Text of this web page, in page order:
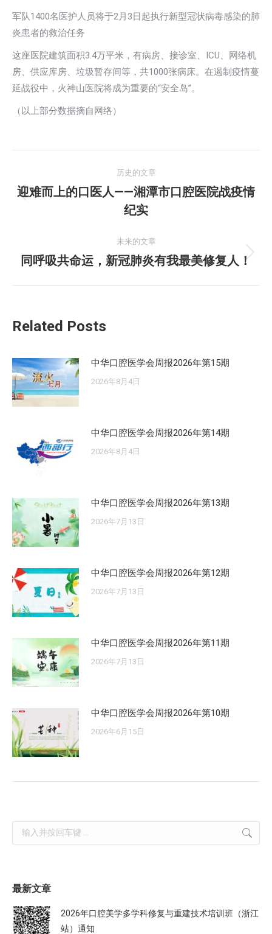
军队1400名医护人员将于2月3日起执行新型冠状病毒感染的肺
炎患者的救治任务
这座医院建筑面积3.4万平米，有病房、接诊室、ICU、网络机
房、供应库房、垃圾暂存间等，共1000张病床。在遏制疫情蔓
延战役中，火神山医院将成为重要的“安全岛”。
（以上部分数据摘自网络）
章
历史的文章
历
史
文
章：
迎难而上的口医人——湘潭市口腔医院战疫情
纪实
未来的文章
未
同呼吸共命运，新冠肺炎有我最美修复人！
Related Posts
中华口腔医学会周报2026年第15期
2026年8月4日
中华口腔医学会周报2026年第14期
2026年8月4日
中华口腔医学会周报2026年第13期
2026年7月13日
中华口腔医学会周报2026年第12期
2026年7月13日
中华口腔医学会周报2026年第11期
2026年7月13日
中华口腔医学会周报2026年第10期
2026年6月15日
Search:
最新文章
2026年口腔美学多学科修复与重建技术培训班（浙江
站）通知